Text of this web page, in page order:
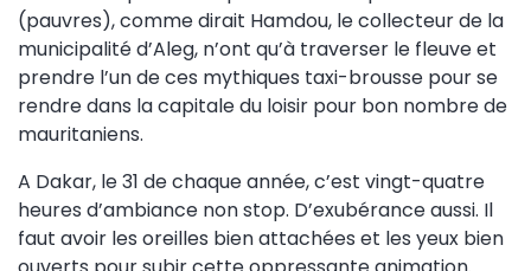
(pauvres), comme dirait Hamdou, le collecteur de la
municipalité d’Aleg, n’ont qu’à traverser le fleuve et
prendre l’un de ces mythiques taxi-brousse pour se
rendre dans la capitale du loisir pour bon nombre de
mauritaniens.
A Dakar, le 31 de chaque année, c’est vingt-quatre
heures d’ambiance non stop. D’exubérance aussi. Il
faut avoir les oreilles bien attachées et les yeux bien